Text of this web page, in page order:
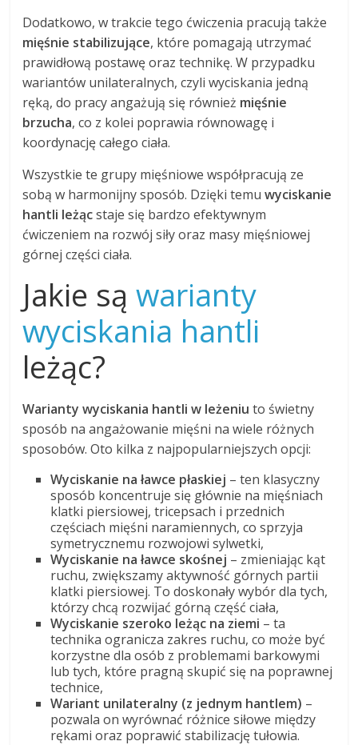
Dodatkowo, w trakcie tego ćwiczenia pracują także
mięśnie stabilizujące, które pomagają utrzymać
prawidłową postawę oraz technikę. W przypadku
wariantów unilateralnych, czyli wyciskania jedną
ręką, do pracy angażują się również mięśnie
brzucha, co z kolei poprawia równowagę i
koordynację całego ciała.
Wszystkie te grupy mięśniowe współpracują ze
sobą w harmonijny sposób. Dzięki temuwyciskanie
hantli leżącstaje się bardzo efektywnym
ćwiczeniem na rozwój siły oraz masy mięśniowej
górnej części ciała.
Jakie sąwarianty
wyciskania hantli
leżąc?
Warianty wyciskania hantli w leżeniu to świetny
sposób na angażowanie mięśni na wiele różnych
sposobów. Oto kilka z najpopularniejszych opcji:
Wyciskanie na ławce płaskiej – ten klasyczny
sposób koncentruje się głównie na mięśniach
klatki piersiowej, tricepsach i przednich
częściach mięśni naramiennych, co sprzyja
symetrycznemu rozwojowi sylwetki,
Wyciskanie na ławce skośnej – zmieniając kąt
ruchu, zwiększamy aktywność górnych partii
klatki piersiowej. To doskonały wybór dla tych,
którzy chcą rozwijać górną część ciała,
Wyciskanie szeroko leżąc na ziemi – ta
technika ogranicza zakres ruchu, co może być
korzystne dla osób z problemami barkowymi
lub tych, które pragną skupić się na poprawnej
technice,
Wariant unilateralny (z jednym hantlem) –
pozwala on wyrównać różnice siłowe między
rękami oraz poprawić stabilizację tułowia.